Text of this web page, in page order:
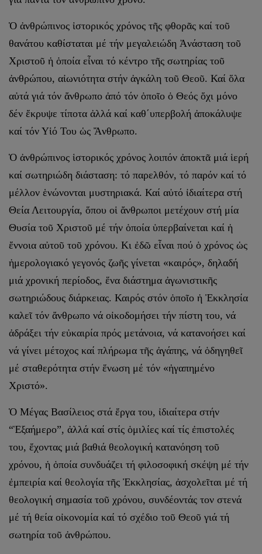
Ὁ ἀνθρώπινος ἱστορικός χρόνος τῆς φθορᾶς καί τοῦ
θανάτου καθίσταται μέ τήν μεγαλειώδη Ἀνάσταση τοῦ
Χριστοῦ ἡ ὁποία εἶναι τό κέντρο τῆς σωτηρίας τοῦ
ἀνθρώπου, αἰωνιότητα στήν ἀγκάλη τοῦ Θεοῦ. Καί ὅλα
αὐτά γιά τόν ἄνθρωπο ἀπό τόν ὁποῖο ὁ Θεός ὄχι μόνο
δέν ἔκρυψε τίποτα ἀλλά καί καθ΄υπερβολή ἀποκάλυψε
καί τόν Υἱό Του ὡς Ἄνθρωπο.
Ὁ ἀνθρώπινος ἱστορικός χρόνος λοιπόν ἀποκτᾶ μιά ἱερή
καί σωτηριώδη διάσταση: τό παρελθόν, τό παρόν καί τό
μέλλον ἑνώνονται μυστηριακά. Καί αὐτό ἰδιαίτερα στή
Θεία Λειτουργία, ὅπου οἱ ἄνθρωποι μετέχουν στή μία
Θυσία τοῦ Χριστοῦ μέ τήν ὁποία ὑπερβαίνεται καί ἡ
ἔννοια αὐτοῦ τοῦ χρόνου. Κι ἐδῶ εἶναι πού ὁ χρόνος ὡς
ἡμερολογιακό γεγονός ζωῆς γίνεται «καιρός», δηλαδή
μιά χρονική περίοδος, ἕνα διάστημα ἀγωνιστικῆς
σωτηριώδους διάρκειας. Καιρός στόν ὁποῖο ἡ Ἐκκλησία
καλεῖ τόν ἄνθρωπο νά οἰκοδομήσει τήν πίστη του, νά
ἀδράξει τήν εὐκαιρία πρός μετάνοια, νά κατανοήσει καί
νά γίνει μέτοχος καί πλήρωμα τῆς ἀγάπης, νά ὁδηγηθεῖ
μέ σταθερότητα στήν ἕνωση μέ τόν «ἠγαπημένο
Χριστό».
Ὁ Μέγας Βασίλειος στά ἔργα του, ἰδιαίτερα στήν
“Ἑξαήμερο”, ἀλλά καί στίς ὁμιλίες καί τίς ἐπιστολές
του, ἔχοντας μιά βαθιά θεολογική κατανόηση τοῦ
χρόνου, ἡ ὁποία συνδυάζει τή φιλοσοφική σκέψη μέ τήν
ἐμπειρία καί θεολογία τῆς Ἐκκλησίας, ἀσχολεῖται μέ τή
θεολογική σημασία τοῦ χρόνου, συνδέοντάς τον στενά
μέ τή θεία οἰκονομία καί τό σχέδιο τοῦ Θεοῦ γιά τή
σωτηρία τοῦ ἀνθρώπου.